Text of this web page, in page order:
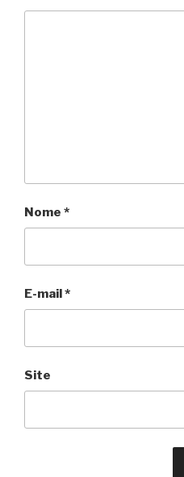
Nome *
E-mail*
Site